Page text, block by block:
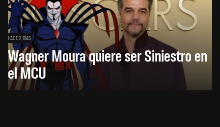
HACE 2 DÍAS
Wagner Moura quiere ser Siniestro en
el MCU